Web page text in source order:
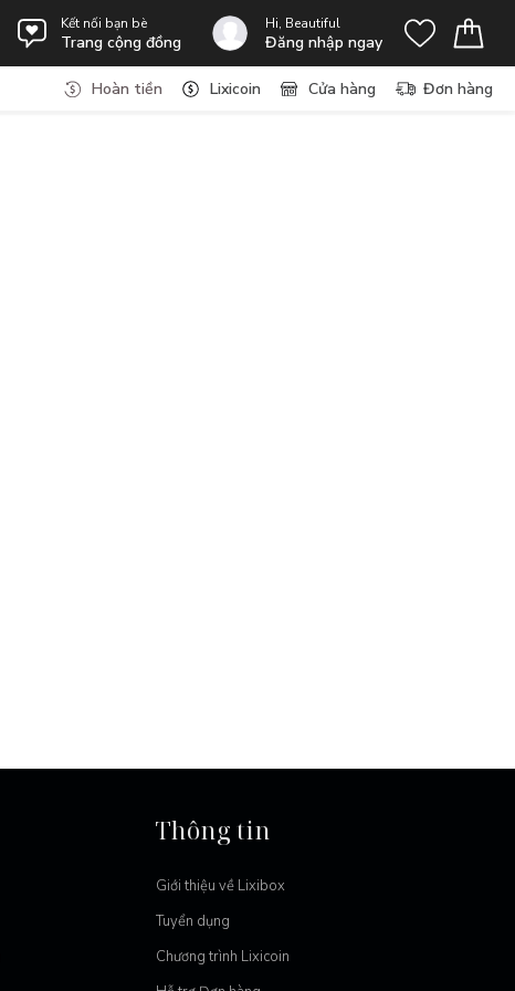
Kết nối bạn bè
Trang cộng đồng
Hi, Beautiful
Đăng nhập ngay
Hoàn tiền Lixicoin Cửa hàng Đơn hàng
Thông tin
Giới thiệu về Lixibox
Tuyển dụng
Chương trình Lixicoin